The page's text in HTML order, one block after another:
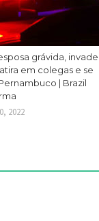
grávida, invade
em colegas e se
| Brazil
2022